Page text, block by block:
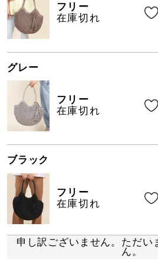
フリー
在庫切れ
グレー
フリー
在庫切れ
ブラック
フリー
在庫切れ
申し訳ございません。ただい
ん。